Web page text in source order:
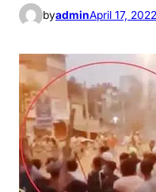
byadminApril 17, 2022